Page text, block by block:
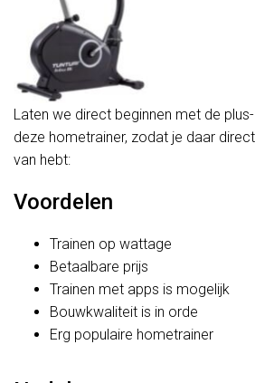
Laten we direct beginnen met de
deze hometrainer, zodat je daar
van hebt:
Voordelen
Trainen op wattage
Betaalbare prijs
Trainen met apps is mogelijk
Bouwkwaliteit is in orde
Erg populaire hometrainer